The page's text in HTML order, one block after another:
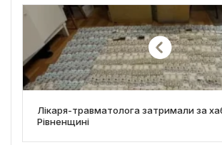
Лікаря-травматолога затримали за
Рівненщині